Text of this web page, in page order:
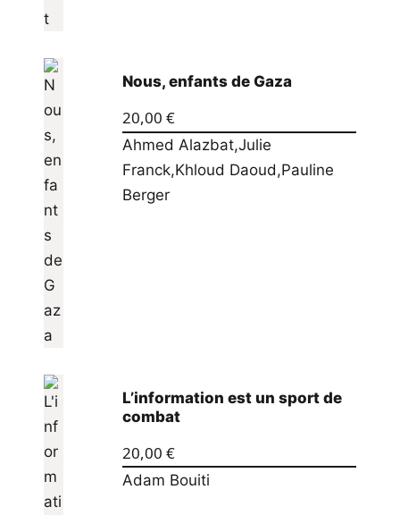
Nous, enfants de Gaza
20,00 €
Ahmed Alazbat,Julie
Franck,Khloud Daoud,Pauline
Berger
L’information est un sport de
combat
20,00 €
Adam Bouiti